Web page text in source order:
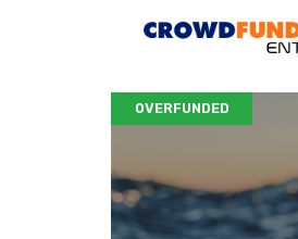
OVERFUNDED